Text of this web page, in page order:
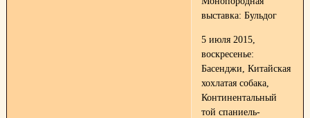
выставка: Бульдог
5 июля 2015,
воскресенье:
Басенджи, Китайская
хохлатая собака,
Континентальный
той спаниель-